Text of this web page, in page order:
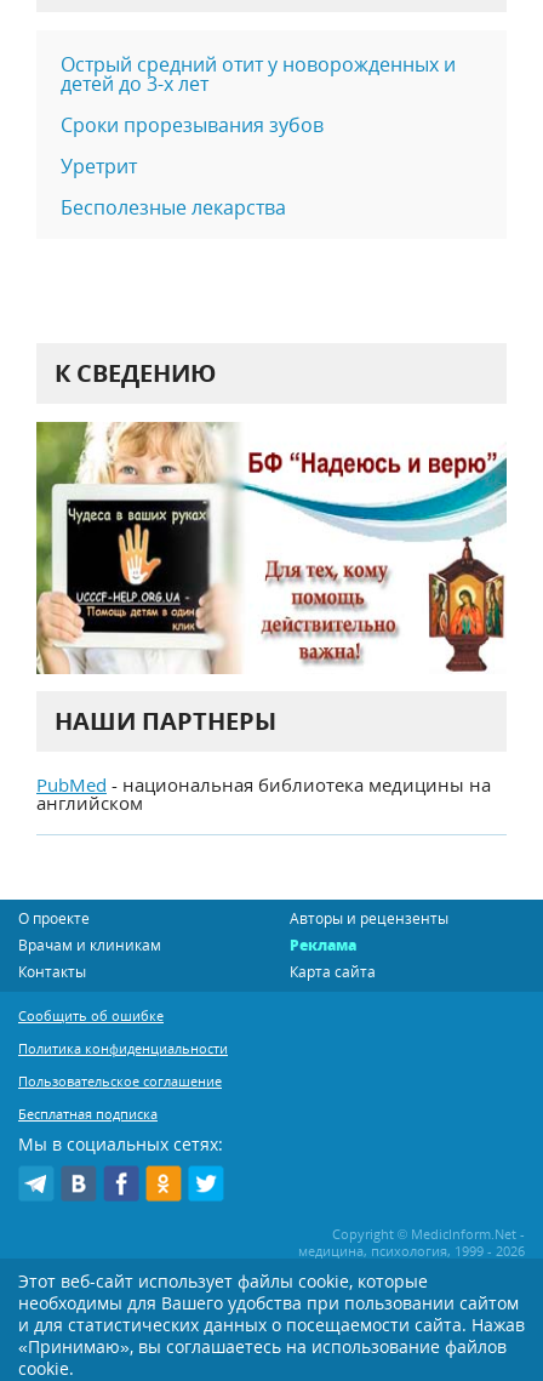
Острый средний отит у новорожденных и
детей до 3-х лет
Сроки прорезывания зубов
Уретрит
Бесполезные лекарства
К СВЕДЕНИЮ
НАШИ ПАРТНЕРЫ
PubMed - национальная библиотека медицины на
английском
О проекте
Авторы и рецензенты
Врачам и клиникам
Реклама
Контакты
Карта сайта
Сообщить об ошибке
Политика конфиденциальности
Пользовательское соглашение
Бесплатная подписка
Мы в социальных сетях:
Copyright © MedicInform.Net -
медицина, психология, 1999 - 2026
Копирование или иное распространение статей нашего сайта строго
воспрещается. Копирование раздела "Новости" допускается при наличии
активной открытой для поисковиков ссылки на MedicInform.Net
Материалы на сайте представлены в справочных целях. Редакция не всегда
Этот веб-сайт использует файлы cookie, которые
необходимы для Вашего удобства при пользовании сайтом
и для статистических данных о посещаемости сайта. Нажав
«Принимаю», вы соглашаетесь на использование файлов
cookie.